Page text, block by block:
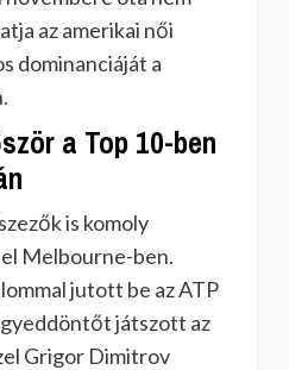
az amerikai női
dominanciáját a
a Top 10-ben
is komoly
Melbourne-ben.
jutott be az ATP
játszott az
Grigor Dimitrov